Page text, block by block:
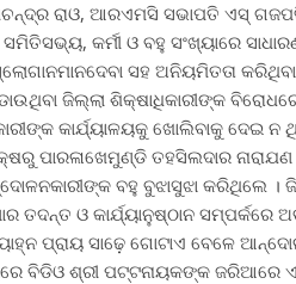
ରାଓ, ଆରଏମସି ସଭାପତି ଏସ୍
କର୍ମୀ ଓ ବହୁ ସଂଖ୍ୟାରେ
ସହ ଅନିୟମିତତା
ଜିଲ୍ଲା ଶିକ୍ଷାଧିକାରୀଙ୍କ ବିରୋଧରେ
କାର୍ଯ୍ୟାଳୟକୁ ଖୋଲିବାକୁ ଦେଇ ନ
ପାରଳାଖେମୁଣ୍ଡି ତହସିଲଦାର
ବହୁ ବୁଝାସୁଝା କରିଥିଲେ ।
ତଦନ୍ତ ଓ କାର୍ଯ୍ୟାନୁଷ୍ଠାନ
ପ୍ରାୟ ସାଢ଼େ ଗୋଟାଏ ବେଳେ
ବିଡିଓ ଶ୍ରୀ ପଟ୍ଟନାୟକଙ୍କ ଜରିଆରେ